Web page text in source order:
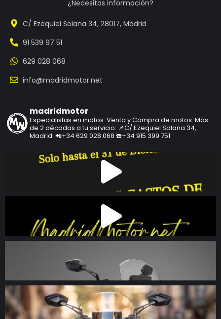
¿Necesitas información?
C/ Ezequiel Solana 34, 28017, Madrid
91 539 97 51
629 028 068
info@madridmotor.net
madridmotor
Especialistas en motos. Venta y Compra de motos. Más
de 2 décadas a tu servicio. 📌C/ Ezequiel Solana 34,
Madrid. 📲+34 629 028 068 ☎️+34 915 399 751